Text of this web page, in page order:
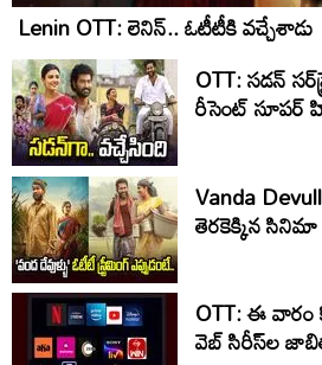
Lenin OTT: లెనిన్.. ఓటీటీకి వ‌చ్చేశాడు
OTT: స‌డ‌న్
రీసెంట్
Vanda
తెరకెక్కిన
OTT: ఈ
వెబ్ సిరీస్‌ల